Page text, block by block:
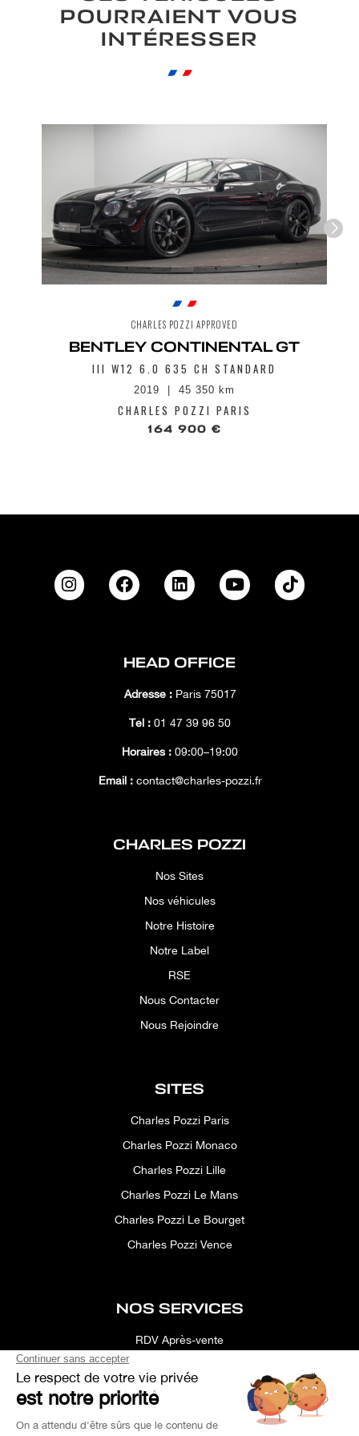
que les informations saisies soient
exploitées à des fins de relation
commerciale.
POURRAIENT VOUS
INTÉRESSER
CHARLES POZZI APPROVED
BENTLEY CONTINENTAL GT
III W12 6.0 635 CH STANDARD
2019 45 350 km
CHARLES POZZI PARIS
164 900 €
HEAD OFFICE
Adresse :Paris 75017
Tél : 01 47 39 96 50
Horaires : 09:00–19:00
Email :contact@charles-pozzi.fr
CHARLES POZZI
Nos Sites
Nos véhicules
Notre Histoire
Notre Label
RSE
Nous Contacter
Nous Rejoindre
SITES
Charles Pozzi Paris
Charles Pozzi Monaco
Charles Pozzi Lille
Charles Pozzi Le Mans
Charles Pozzi Le Bourget
Charles Pozzi Vence
NOS SERVICES
RDV Après-vente
Simulateur